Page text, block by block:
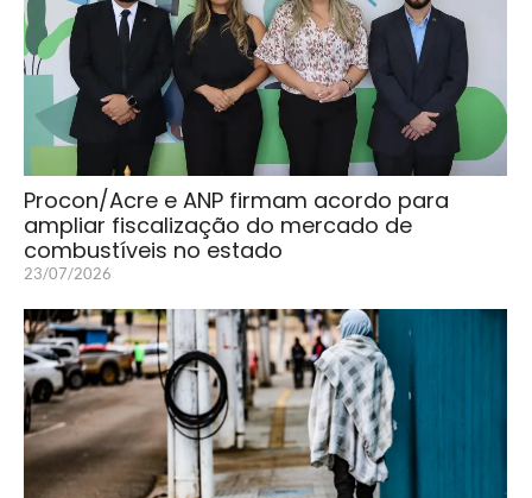
Procon/Acre e ANP firmam acordo para
ampliar fiscalização do mercado de
combustíveis no estado
23/07/2026